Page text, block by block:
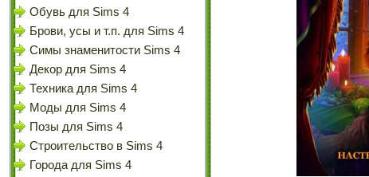
Обувь для Sims 4
Брови, усы и т.п. для Sims 4
Симы знаменитости Sims 4
Декор для Sims 4
Техника для Sims 4
Моды для Sims 4
Позы для Sims 4
Строительство в Sims 4
Города для Sims 4